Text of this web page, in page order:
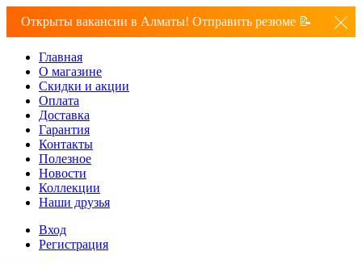
Открыты вакансии в Алматы! Отправить резюме 📝
Главная
О магазине
Скидки и акции
Оплата
Доставка
Гарантия
Контакты
Полезное
Новости
Коллекции
Наши друзья
Вход
Регистрация